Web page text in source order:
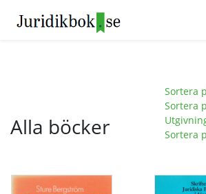
Alla böcker
Sortera
Sortera
Sortera